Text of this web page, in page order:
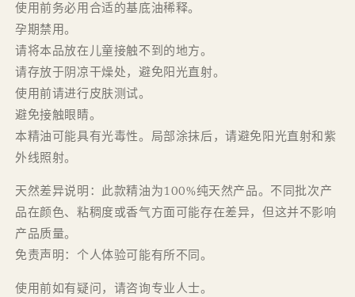
使用前务必用合适的基底油稀释。
孕期禁用。
请将本品放在儿童接触不到的地方。
请存放于阴凉干燥处，避免阳光直射。
使用前请进行皮肤测试。
避免接触眼睛。
本精油可能具有光毒性。局部涂抹后，请避免阳光直射和紫
外线照射。
天然差异说明：此款精油为100%纯天然产品。不同批次产
品在颜色、粘稠度或香气方面可能存在差异，但这并不影响
产品质量。
免责声明：个人体验可能有所不同。
使用前如有疑问，请咨询专业人士。